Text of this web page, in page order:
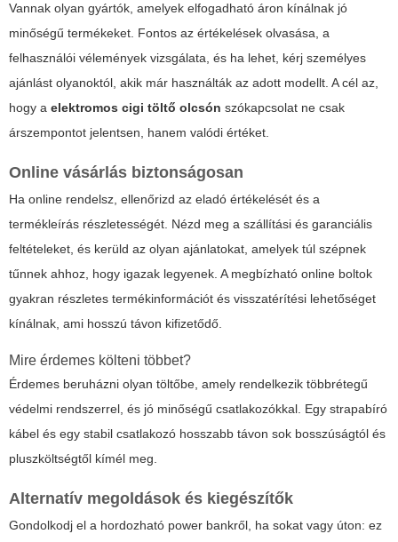
Vannak olyan gyártók, amelyek elfogadható áron kínálnak jó
minőségű termékeket. Fontos az értékelések olvasása, a
felhasználói vélemények vizsgálata, és ha lehet, kérj személyes
ajánlást olyanoktól, akik már használták az adott modellt. A cél az,
hogy a elektromos cigi töltő olcsón szókapcsolat ne csak
árszempontot jelentsen, hanem valódi értéket.
Online vásárlás biztonságosan
Ha online rendelsz, ellenőrizd az eladó értékelését és a
termékleírás részletességét. Nézd meg a szállítási és garanciális
feltételeket, és kerüld az olyan ajánlatokat, amelyek túl szépnek
tűnnek ahhoz, hogy igazak legyenek. A megbízható online boltok
gyakran részletes termékinformációt és visszatérítési lehetőséget
kínálnak, ami hosszú távon kifizetődő.
Mire érdemes költeni többet?
Érdemes beruházni olyan töltőbe, amely rendelkezik többrétegű
védelmi rendszerrel, és jó minőségű csatlakozókkal. Egy strapabíró
kábel és egy stabil csatlakozó hosszabb távon sok bosszúságtól és
pluszköltségtől kímél meg.
Alternatív megoldások és kiegészítők
Gondolkodj el a hordozható power bankről, ha sokat vagy úton: ez